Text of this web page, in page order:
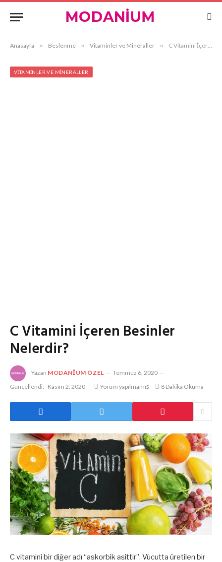
Anasayfa » Beslenme » Vitaminler ve Mineraller » C Vitamini İçeren Besinler Nelerdir?
VITAMINLER VE MINERALLER
C Vitamini İçeren Besinler
Nelerdir?
Yazan MODANIUM ÖZEL
Temmuz 6, 2020
Güncellendi: Kasım 2, 2020 Yorum yapılmamış 8 Dakika Okuma
C vitamini bir diğer adı “askorbik asittir”. Vücutta üretilen bir